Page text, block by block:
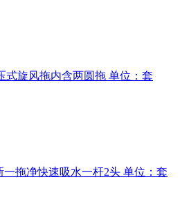
式旋风拖内含两圆拖 单位：套
拖净快速吸水一杆2头 单位：套